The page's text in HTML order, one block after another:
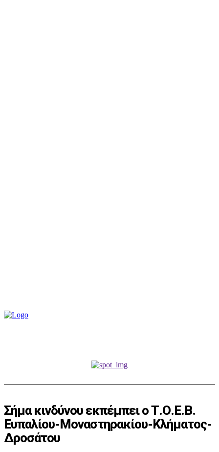
Σήμα κινδύνου εκπέμπει ο Τ.Ο.Ε.Β.
Ευπαλίου-Μοναστηρακίου-Κλήματος-
Δροσάτου